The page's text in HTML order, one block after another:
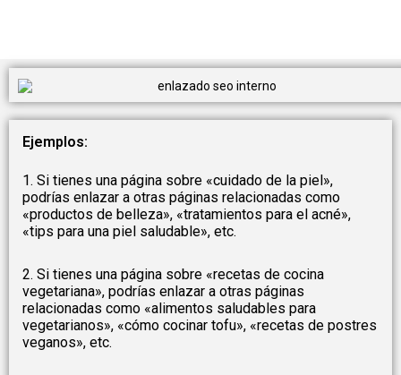
Ejemplos:
1. Si tienes una página sobre «cuidado de la piel»,
podrías enlazar a otras páginas relacionadas como
«productos de belleza», «tratamientos para el acné»,
«tips para una piel saludable», etc.
2. Si tienes una página sobre «recetas de cocina
vegetariana», podrías enlazar a otras páginas
relacionadas como «alimentos saludables para
vegetarianos», «cómo cocinar tofu», «recetas de postres
veganos», etc.